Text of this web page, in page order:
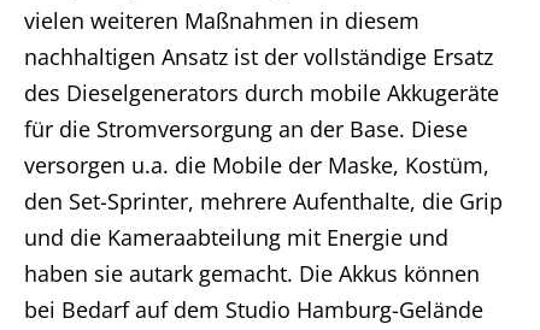
vielen weiteren Maßnahmen in diesem
nachhaltigen Ansatz ist der vollständige Ersatz
des Dieselgenerators durch mobile Akkugeräte
für die Stromversorgung an der Base. Diese
versorgen u.a. die Mobile der Maske, Kostüm,
den Set-Sprinter, mehrere Aufenthalte, die Grip
und die Kameraabteilung mit Energie und
haben sie autark gemacht. Die Akkus können
bei Bedarf auf dem Studio Hamburg-Gelände